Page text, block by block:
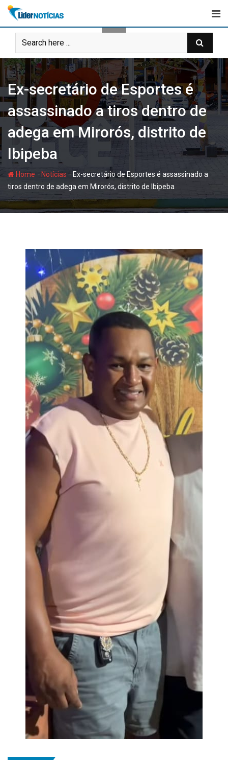
Skip
content
Ex-secretário de Esportes é
assassinado a tiros dentro de
adega em Mirorós, distrito de
Ibipeba
Home Notícias- Ex-secretário de Esportes é assassinado a
tiros dentro de adega em Mirorós, distrito de Ibipeba